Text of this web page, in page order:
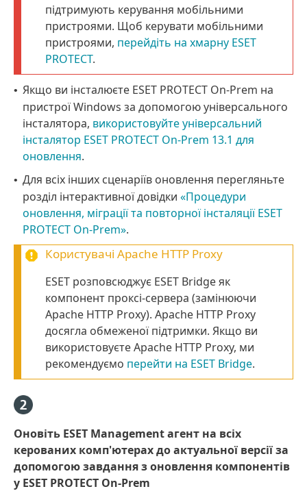
підтримують керування мобільними
пристроями. Щоб керувати мобільними
пристроями, перейдіть на хмарну ESET
PROTECT.
• Якщо ви інсталюєте ESET PROTECT On-Prem на
пристрої Windows за допомогою універсального
інсталятора, використовуйте універсальний
інсталятор ESET PROTECT On-Prem 13.1 для
оновлення.
• Для всіх інших сценаріїв оновлення перегляньте
розділ інтерактивної довідки «Процедури
оновлення, міграції та повторної інсталяції ESET
PROTECT On-Prem».
Користувачі Apache HTTP Proxy
ESET розповсюджує ESET Bridge як
компонент проксі-сервера (замінюючи
Apache HTTP Proxy). Apache HTTP Proxy
досягла обмеженої підтримки. Якщо ви
використовуєте Apache HTTP Proxy, ми
рекомендуємо перейти на ESET Bridge.
Оновіть ESET Management агент на всіх
керованих комп'ютерах до актуальної версії за
допомогою завдання з оновлення компонентів
у ESET PROTECT On-Prem